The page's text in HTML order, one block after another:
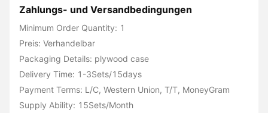
Zahlungs- und Versandbedingungen
Minimum Order Quantity: 1
Preis: Verhandelbar
Packaging Details: plywood case
Delivery Time: 1-3Sets/15days
Payment Terms: L/C, Western Union, T/T, MoneyGram
Supply Ability: 15Sets/Month